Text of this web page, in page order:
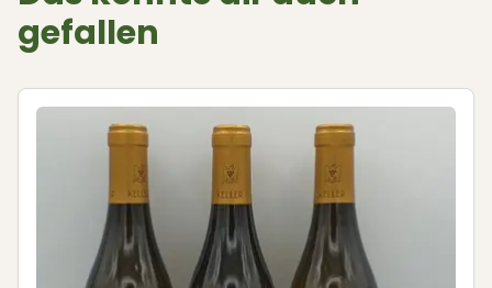
gefallen